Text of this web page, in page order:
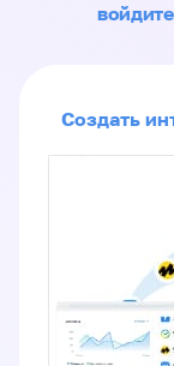
Создать